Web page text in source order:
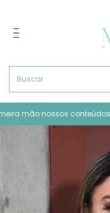
nossos conteúdos